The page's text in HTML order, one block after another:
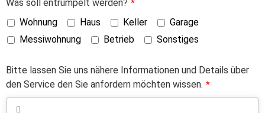
Was soll entrümpelt werden? *
Wohnung Haus Keller
Garage
Messiwohnung
Betrieb Sonstiges
Bitte lassen Sie uns nähere Informationen und Details über
den Service den Sie anfordern möchten wissen. *